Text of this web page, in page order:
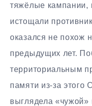
тяжёлые кампании,
истощали
оказался не похож
предыдущих лет.
территориальным
памяти из-за этого
выглядела «чужой»